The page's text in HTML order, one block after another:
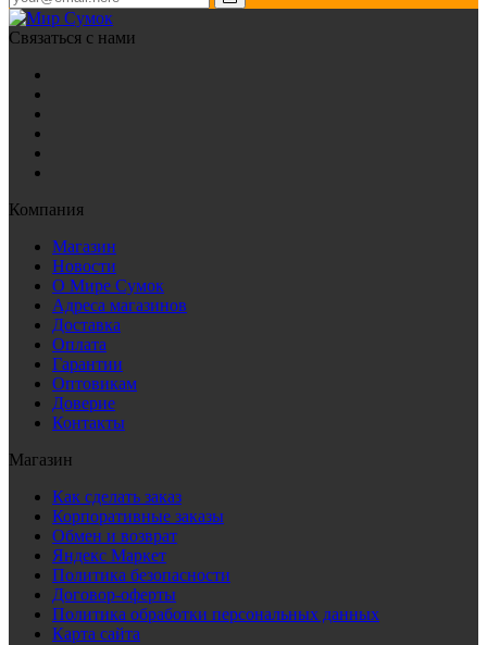
Связаться с нами
Компания
Магазин
Новости
О Мире Сумок
Адреса магазинов
Доставка
Оплата
Гарантии
Оптовикам
Доверие
Контакты
Магазин
Как сделать заказ
Корпоративные заказы
Обмен и возврат
Яндекс Маркет
Политика безопасности
Договор-оферты
Политика обработки персональных данных
Карта сайта